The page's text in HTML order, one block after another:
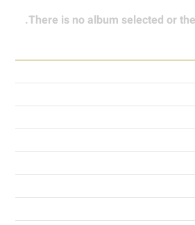
There is no album selected or